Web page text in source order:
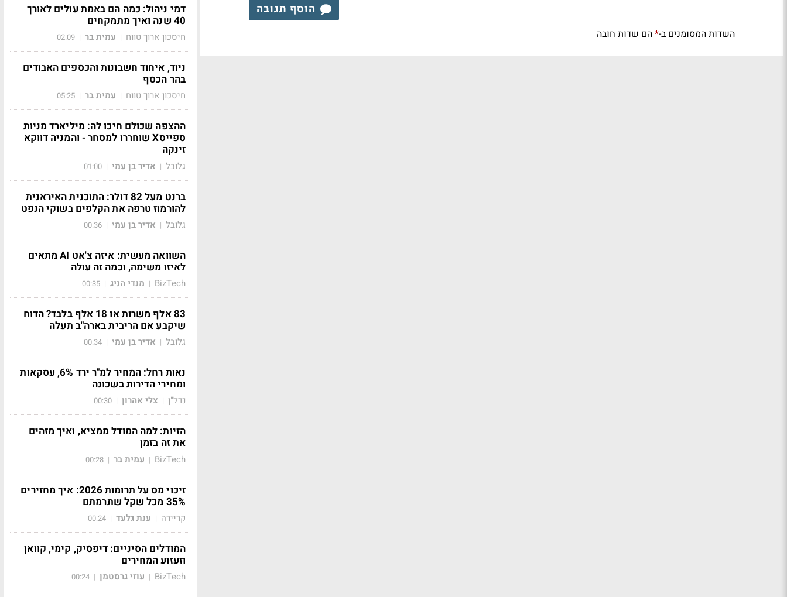
הוסף תגובה
השדות המסומנים ב-*הם שדות חובה
דמי ניהול: כמה הם באמת עולים לאורך
40 שנה ואיך מתמקחים
חיסכון ארוך טווח | עמית בר |
02:09
ניוד, איחוד חשבונות והכספים האבודים
בהר הכסף
חיסכון ארוך טווח | עמית בר |
05:25
ההצפה שכולם חיכו לה: מיליארד מניות
ספייסX שוחררו למסחר - והמניה דווקא
זינקה
גלובל | אדיר בן עמי |
01:00
ברנט מעל 82 דולר: התוכנית האיראנית
להורמוז טרפה את הקלפים בשוקי הנפט
גלובל | אדיר בן עמי |
00:36
השוואה מעשית: איזה צ'אט AI מתאים
לאיזו משימה, וכמה זה עולה
BizTech
| מנדי הניג |
00:35
83 אלף משרות או 18 אלף בלבד? הדוח
שיקבע אם הריבית בארה"ב תעלה
גלובל | אדיר בן עמי |
00:34
נאות רחל: המחיר למ"ר ירד 6%, עסקאות
ומחירי הדירות בשכונה
נדל"ן | צלי אהרון |
00:30
הזיות: למה המודל ממציא, ואיך מזהים
את זה בזמן
BizTech
| עמית בר |
00:28
זיכוי מס על תרומות 2026: איך מחזירים
35% מכל שקל שתרמתם
קריירה | ענת גלעד |
00:24
המודלים הסיניים: דיפסיק, קימי, קוואן
וזעזוע המחירים
BizTech
| עוזי גרסטמן |
00:24